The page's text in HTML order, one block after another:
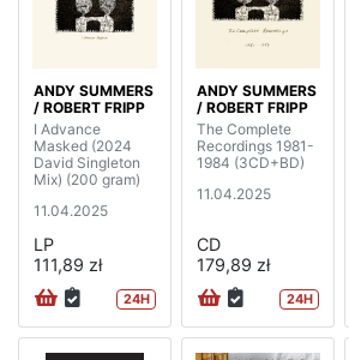
ANDY SUMMERS
/ ROBERT FRIPP
I Advance
Masked (2024
David Singleton
Mix) (200 gram)
11.04.2025
LP
111,89 zł
24H
ANDY SUMMERS
/ ROBERT FRIPP
The Complete
Recordings 1981-
1984 (3CD+BD)
11.04.2025
CD
179,89 zł
24H